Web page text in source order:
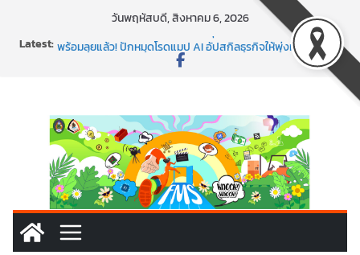
วันพฤหัสบดี, สิงหาคม 6, 2026
Latest:นอกจากเทคโนโลยีจะล้ำ หัวใจคนทำธุรกิจก็ต้องสตรอง!
พร้อมลุยแล้ว! ปักหมุดโรดแมป AI อัปสกิลธุรกิจให้พุ่งทะยาน
มรภ.เลย ได้สกิลทันสมัยแบบจัดเต็ม